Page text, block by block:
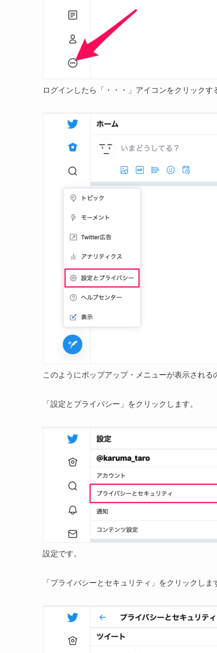
ログインしたら「・・・」アイコンをクリックす
このようにポップアップ・メニューが表示される
「設定とプライバシー」をクリックします。
設定です。
「プライバシーとセキュリティ」をクリックしま